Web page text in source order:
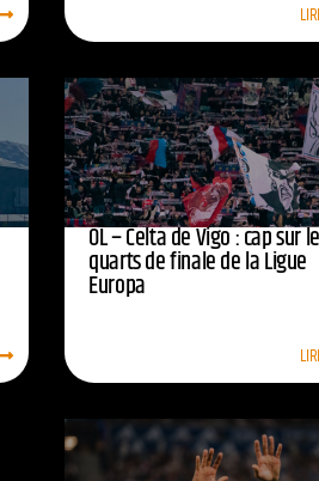
OL – Celta de Vigo : cap sur
quarts de finale de la Ligue
Europa